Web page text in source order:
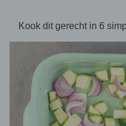
Kook dit gerecht in 6